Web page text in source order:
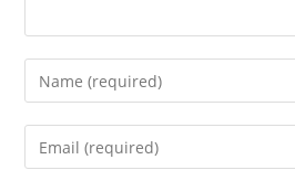
Enter
your
name
Enter
your